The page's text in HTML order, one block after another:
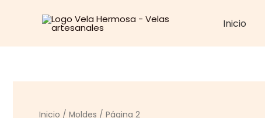
Inicio
Inicio / Moldes / Página 2